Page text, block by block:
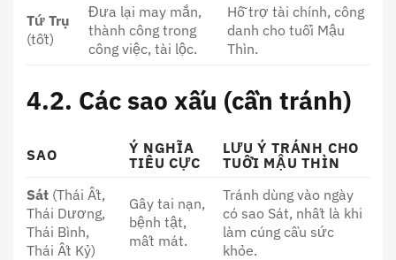
Tứ Trụ
(tốt)
Đưa lại may mắn,
thành công trong
công việc, tài lộc.
Hỗ trợ tài chính, công
danh cho tuổi Mậu
Thìn.
4.2. Các sao xấu (cần tránh)
SAO
Ý NGHĨA
TIÊU CỰC
LƯU Ý TRÁNH CHO
TUỔI MẬU THÌN
Sát (Thái Ất,
Thái Dương,
Thái Bình,
Thái Ất Kỷ)
Gây tai nạn,
bệnh tật,
mất mát.
Tránh dùng vào ngày
có sao Sát, nhất là khi
làm cúng cầu sức
khỏe.